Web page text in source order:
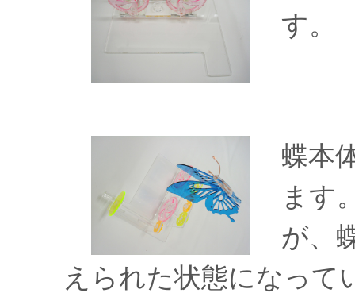
す。
蝶本
ます
が、
えられた状態になって